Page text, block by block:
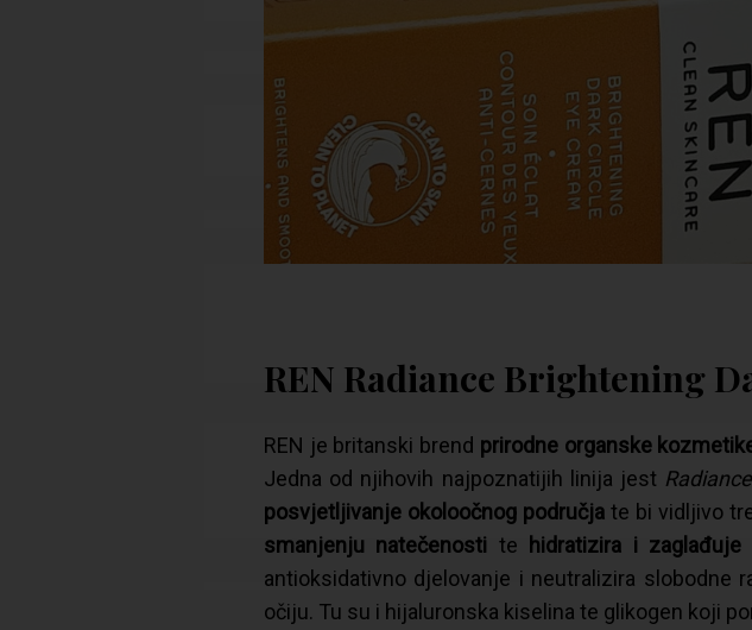
REN Radiance Brightening
REN je britanski brend prirodne organske
Jedna od njihovih najpoznatijih linija jest Radiance
posvjetljivanje okoloočnog područjate bi vidljivo
smanjenju natečenosti te hidratizira i zaglađuje
antioksidativno djelovanje i neutralizira slobodne
očiju. Tu su i hijaluronska kiselina te glikogen koji